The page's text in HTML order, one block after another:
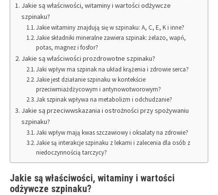
Jakie są właściwości, witaminy i wartości odżywcze
szpinaku?
Jakie witaminy znajdują się w szpinaku: A, C, E, K i inne?
Jakie składniki mineralne zawiera szpinak: żelazo, wapń,
potas, magnez i fosfor?
Jakie są właściwości prozdrowotne szpinaku?
Jaki wpływ ma szpinak na układ krążenia i zdrowie serca?
Jakie jest działanie szpinaku w kontekście
przeciwmiażdżycowym i antynowotworowym?
Jak szpinak wpływa na metabolizm i odchudzanie?
Jakie są przeciwwskazania i ostrożności przy spożywaniu
szpinaku?
Jaki wpływ mają kwas szczawiowy i oksalaty na zdrowie?
Jakie są interakcje szpinaku z lekami i zalecenia dla osób z
niedoczynnością tarczycy?
Jakie są właściwości, witaminy i wartości
odżywcze szpinaku?